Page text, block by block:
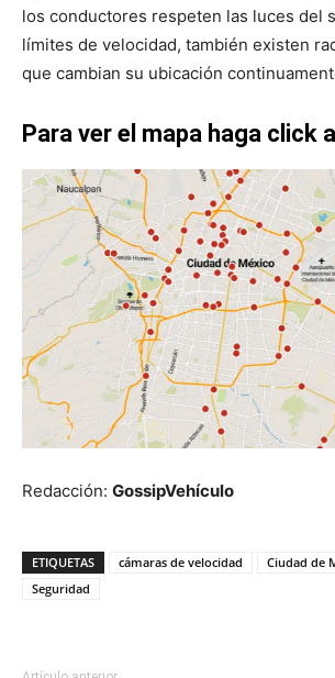
los conductores respeten las luces del
límites de velocidad, también existen
que cambian su ubicación
Para ver el mapa haga click
Redacción: GossipVehículo
ETIQUETAS cámaras de velocidad Ciudad de
Seguridad